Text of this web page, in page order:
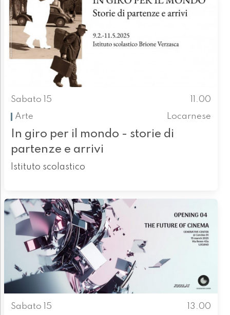
Sabato 15
11.00
Arte
Locarnese
In giro per il mondo - storie di
partenze e arrivi
Istituto scolastico
Sabato 15 13.00